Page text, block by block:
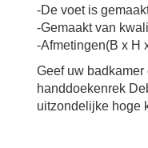
-De voet is
-Gemaakt van
-Afmetingen(B x H
Geef uw
handdoekenrek
uitzondelijke hoge